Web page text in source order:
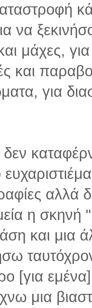
να
μάχες,
και
για
αλλά
η σκηνή
και μια
[για
μια